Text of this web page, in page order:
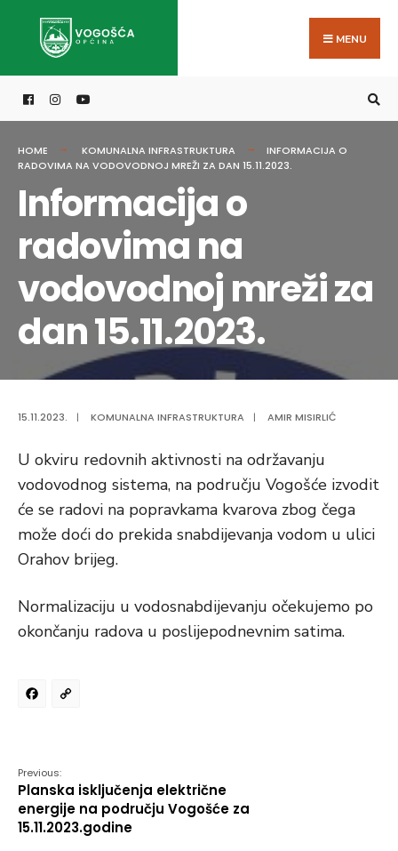
MENU
HOME KOMUNALNA INFRASTRUKTURA
INFORMACIJA O
RADOVIMA NA VODOVODNOJ MREŽI ZA DAN 15.11.2023.
Informacija o
radovima na
vodovodnoj mreži za
dan 15.11.2023.
15.11.2023. | KOMUNALNA INFRASTRUKTURA | AMIR MISIRLIĆ
U okviru redovnih aktivnosti na održavanju
vodovodnog sistema, na području Vogošće izvodit
će se radovi na popravkama kvarova zbog čega
može doći do prekida snabdijevanja vodom u ulici
Orahov brijeg.
Normalizaciju u vodosnabdijevanju očekujemo po
okončanju radova u poslijepodnevnim satima.
Facebook
Previous:
Planska isključenja električne
energije na području Vogošće za
15.11.2023.godine
for: